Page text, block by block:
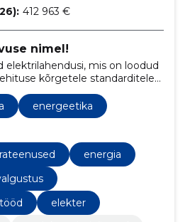
412 963 €
nimel!
elektrilahendusi, mis on loodud
kõrgetele standarditele
energeetika
energia
elekter